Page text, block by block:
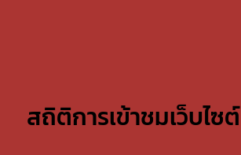
สถิติการเข้าชมเว็บไซต์